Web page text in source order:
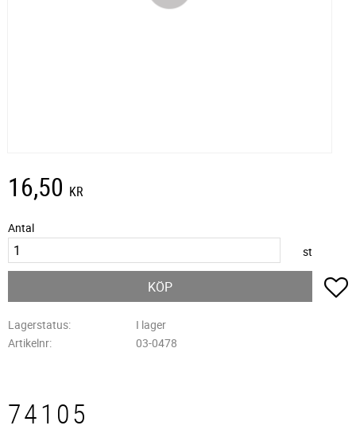
16,50 KR
Antal
st
KÖP
Lagerstatus
I lager
Artikelnr
03-0478
74105